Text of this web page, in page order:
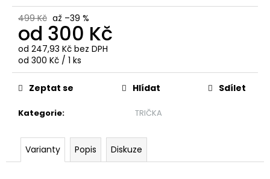
499 Kč až –39 %
od 300 Kč
od 247,93 Kč bez DPH
Měrná
cena:
od 300 Kč / 1 ks
Kategorie: TRIČKA
Zeptat se Hlídat Sdílet
Varianty Popis Diskuze
o
u
č
u
j
e
e
TRIKO
PLAY